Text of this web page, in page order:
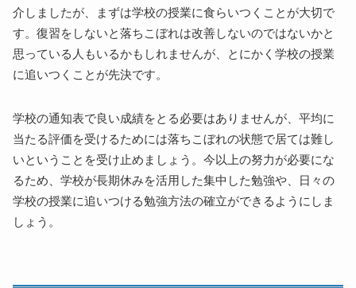
介しましたが、まずは学校の授業に食らいつくことが大切で
す。復習をしないと落ちこぼれは改善しないのではないかと
思っている人もいるかもしれませんが、とにかく学校の授業
に追いつくことが先決です。
学校の通知表で良い成績をとる必要はありませんが、平均に
当たる評価を受けるためには落ちこぼれの状態で居ては難し
いということを受け止めましょう。今以上の努力が必要にな
るため、学校が長期休みを活用した集中した勉強や、日々の
学校の授業に追いつける勉強方法の確立ができるようにしま
しょう。